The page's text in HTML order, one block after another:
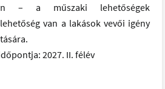
– a műszaki lehetőségek
van a lakások vevői igény
2027. II. félév